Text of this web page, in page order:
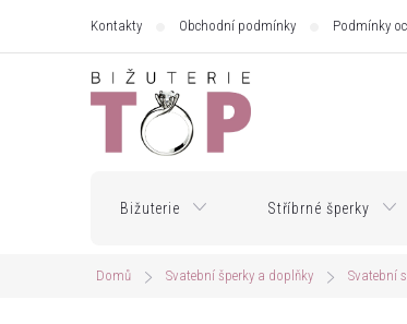
Kontakty Obchodní podmínky Podmínky
Bižuterie Stříbrné šperky
Domů Svatební šperky a doplňky Svatební